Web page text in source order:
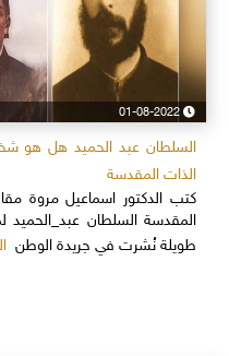
01-08-2022
السلطان عبد الحميد هل هو
الذات المقدسة
كتب الدكتور اسماعيل مروة
المقدسة السلطان عبد_الحميد
طويلة نُشرت في جريدة الوطن